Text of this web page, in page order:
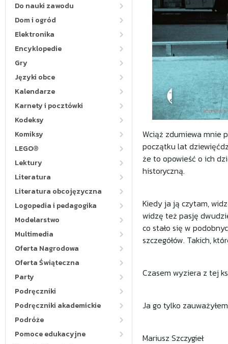
Do nauki zawodu
Dom i ogród
Elektronika
Encyklopedie
Gry
Języki obce
Kalendarze
Karnety i pocztówki
Kodeksy
Komiksy
LEGO®
Lektury
Literatura
Literatura obcojęzyczna
Logopedia i pedagogika
Modelarstwo
Multimedia
Oferta Nagrodowa
Oferta Świąteczna
Party
Podręczniki
Podręczniki akademickie
Podróże
Pomoce edukacyjne
Wciąż zdumiewa mnie
początku lat
że to opowieść o ich
historyczną.
Kiedy ja ją czytam,
widzę też pasję
co stało się w
szczegółów. Takich,
Czasem wyziera z tej
Ja go tylko
Mariusz Szczygieł